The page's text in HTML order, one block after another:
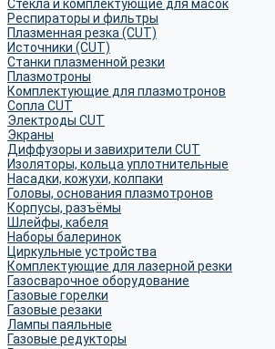
Стекла и комплектующие для масок
Респираторы и фильтры
Плазменная резка (CUT)
Источники (CUT)
Станки плазменной резки
Плазмотроны
Комплектующие для плазмотронов
Сопла CUT
Электроды CUT
Экраны
Диффузоры и завихрители CUT
Изоляторы, кольца уплотнительные
Насадки, кожухи, колпаки
Головы, основания плазмотронов
Корпусы, разъёмы
Шлейфы, кабеля
Наборы балеринок
Циркульные устройства
Комплектующие для лазерной резки
Газосварочное оборудование
Газовые горелки
Газовые резаки
Лампы паяльные
Газовые редукторы